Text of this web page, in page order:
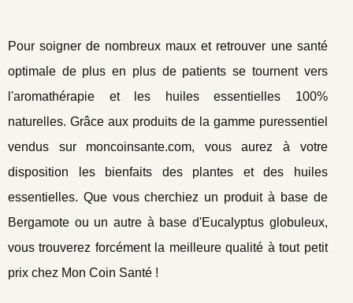
Pour soigner de nombreux maux et retrouver une santé
optimale de plus en plus de patients se tournent vers
l'aromathérapie et les huiles essentielles 100%
naturelles. Grâce aux produits de la gamme puressentiel
vendus sur moncoinsante.com, vous aurez à votre
disposition les bienfaits des plantes et des huiles
essentielles. Que vous cherchiez un produit à base de
Bergamote ou un autre à base d'Eucalyptus globuleux,
vous trouverez forcément la meilleure qualité à tout petit
prix chez Mon Coin Santé !